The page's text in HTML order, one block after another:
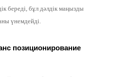
береді, бұл дәлдік маңызды
үнемдейді.
позиционирование